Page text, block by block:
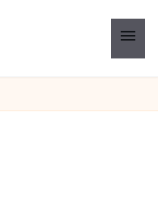
menu